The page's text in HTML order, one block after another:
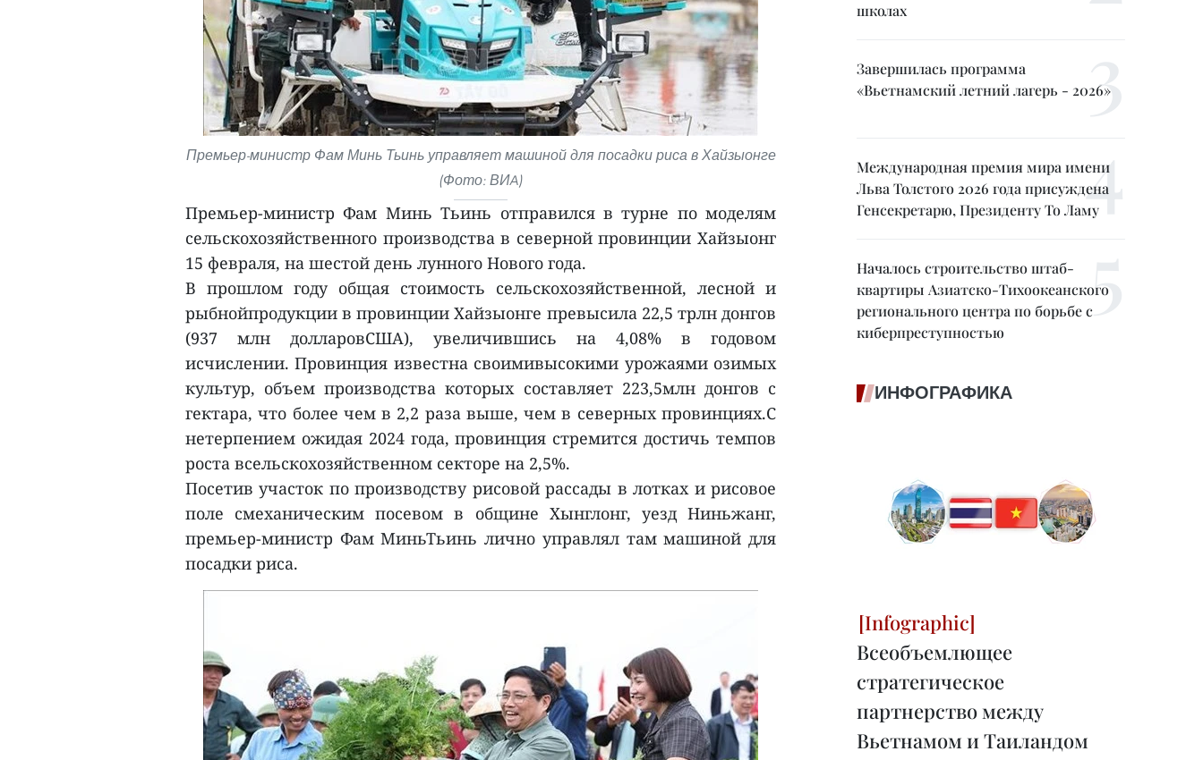
Премьер-министр Фам Минь Тьинь управляет машиной для посадки риса в Хайзыонге
(Фото: ВИA)
Премьер-министр Фам Минь Тьинь отправился в турне по моделям
сельскохозяйственного производства в северной провинции Хайзыонг
15 февраля, на шестой день лунного Нового года.
В прошлом году общая стоимость сельскохозяйственной, лесной и
рыбнойпродукции в провинции Хайзыонге превысила 22,5 трлн донгов
(937 млн долларовСША), увеличившись на 4,08% в годовом
исчислении. Провинция известна своимивысокими урожаями озимых
культур, объем производства которых составляет 223,5млн донгов с
гектара, что более чем в 2,2 раза выше, чем в северных провинциях.С
нетерпением ожидая 2024 года, провинция стремится достичь темпов
роста всельскохозяйственном секторе на 2,5%.
Посетив участок по производству рисовой рассады в лотках и рисовое
поле смеханическим посевом в общине Хынглонг, уезд Ниньжанг,
премьер-министр Фам МиньТьинь лично управлял там машиной для
посадки риса.
школах
Завершилась программа
«Вьетнамский летний лагерь - 2026»
Международная премия мира имени
Льва Толстого 2026 года присуждена
Генсекретарю, Президенту То Ламу
Началось строительство штаб-
квартиры Азиатско-Тихоокеанского
регионального центра по борьбе с
киберпреступностью
ИНФОГРАФИКА
Всеобъемлющее
стратегическое
партнерство между
Вьетнамом и Таиландом